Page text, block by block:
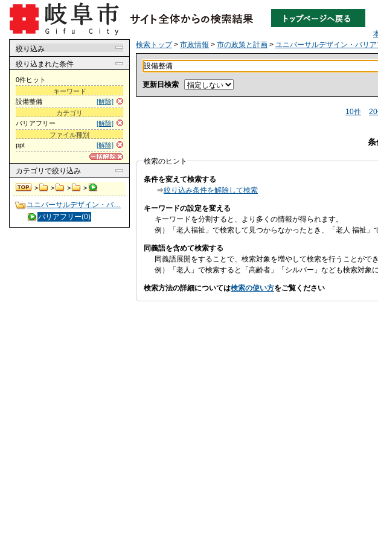
絞り込み
絞り込まれた条件
0件ヒット
キーワード
[解除]
設備整備
カテゴリ
[解除]
バリアフリー
ファイル種別
[解除]
ppt
カテゴリ で絞り込み
> > > >
ユニバーサルデザイン・バ…
バリアフリー(0)
検索トップ> 市政情報 > 市の政策と計画 > ユニバーサルデザイン・バリア
更新日検索
10件
条
検索のヒント
条件を変えて検索する
⇒絞り込み条件を解除して検索
キーワードの設定を変える
キーワードを分割すると、より多くの情報が得られます。
例）「老人福祉」で検索して見つからなかったとき、「老人 福祉
同義語を含めて検索する
同義語展開をすることで、検索対象を増やして検索を行うことができ
例）「老人」で検索すると「高齢者」「シルバー」なども検索対象に
検索方法の詳細については検索の使い方をご覧ください